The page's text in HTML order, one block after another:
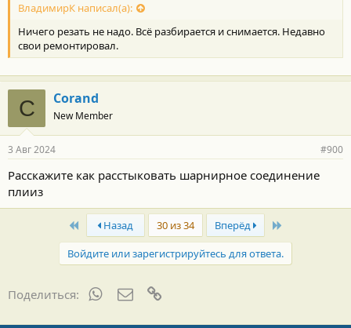
ВладимирК написал(а):
Ничего резать не надо. Всё разбирается и снимается. Недавно
свои ремонтировал.
C Corand
New Member
3 Авг 2024 #900
Расскажите как расстыковать шарнирное соединение
плииз
First Назад 30 из 34 Вперёд
Войдите или зарегистрируйтесь для ответа.
Поделиться: WhatsAppЭлектронная почта